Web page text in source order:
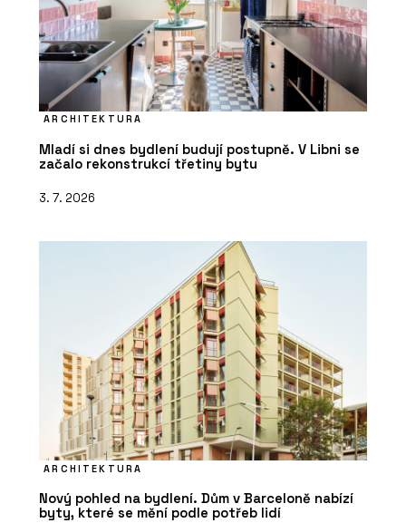
ARCHITEKTURA
Mladí si dnes bydlení budují postupně. V Libni se
začalo rekonstrukcí třetiny bytu
3. 7. 2026
ARCHITEKTURA
Nový pohled na bydlení. Dům v Barceloně nabízí
byty, které se mění podle potřeb lidí